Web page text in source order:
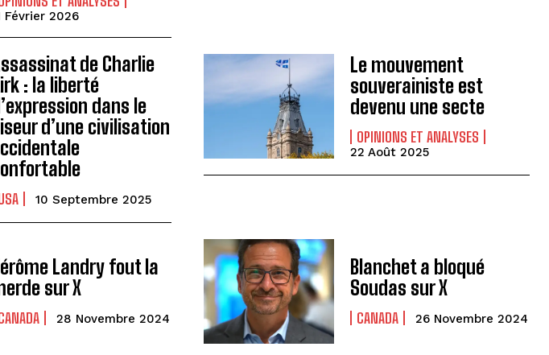
Février 2026
de Charlie
: la liberté
dans le
d’une civilisation
10 Septembre 2025
Le mouvement
souverainiste est
devenu une secte
OPINIONS ET ANALYSES
22 Août 2025
Landry fout la
sur X
28 Novembre 2024
Blanchet a bloqué
Soudas sur X
CANADA 26 Novembre 2024